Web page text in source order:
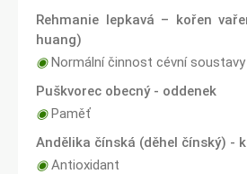
Rehmanie lepkavá – kořen
huang)
◉Normální činnost cévní soustavy
Puškvorec obecný - oddenek
◉Paměť
Andělika čínská (děhel čínský) -
◉Antioxidant